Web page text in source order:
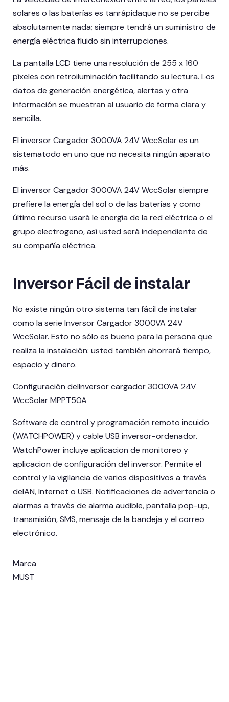
solares o las baterías es tanrápidaque no se percibe
absolutamente nada; siempre tendrá un suministro de
energía eléctrica fluido sin interrupciones.
La pantalla LCD tiene una resolución de 255 x 160
píxeles con retroiluminación facilitando su lectura. Los
datos de generación energética, alertas y otra
información se muestran al usuario de forma clara y
sencilla.
El inversor Cargador 3000VA 24V WccSolar es un
sistematodo en uno que no necesita ningún aparato
más.
El inversor Cargador 3000VA 24V WccSolar siempre
prefiere la energía del sol o de las baterías y como
último recurso usará le energía de la red eléctrica o el
grupo electrogeno, así usted será independiente de
su compañía eléctrica.
Inversor Fácil de instalar
No existe ningún otro sistema tan fácil de instalar
como la serie Inversor Cargador 3000VA 24V
WccSolar. Esto no sólo es bueno para la persona que
realiza la instalación: usted también ahorrará tiempo,
espacio y dinero.
Configuración delInversor cargador 3000VA 24V
WccSolar MPPT50A
Software de control y programación remoto incuido
(WATCHPOWER) y cable USB inversor-ordenador.
WatchPower incluye aplicacion de monitoreo y
aplicacion de configuración del inversor. Permite el
control y la vigilancia de varios dispositivos a través
delAN, Internet o USB. Notificaciones de advertencia o
alarmas a través de alarma audible, pantalla pop-up,
transmisión, SMS, mensaje de la bandeja y el correo
electrónico.
Marca
MUST